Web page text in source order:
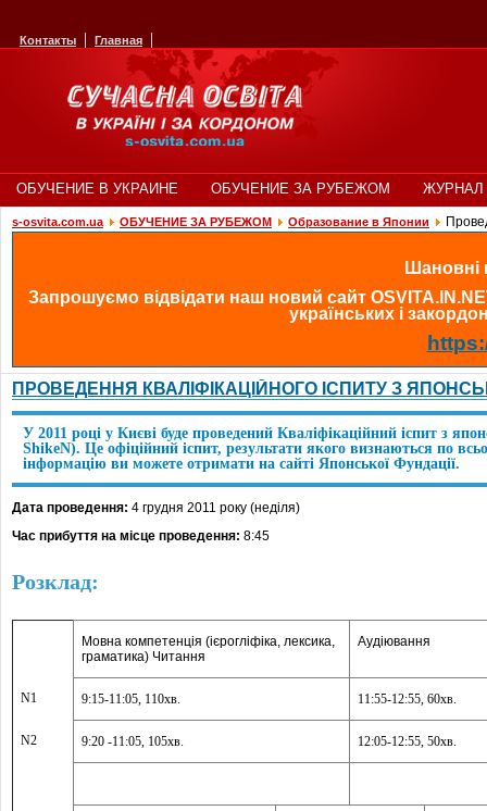
Контакты Главная
ОБУЧЕНИЕ В УКРАИНЕ ОБУЧЕНИЕ ЗА РУБЕЖОМ ЖУРНАЛ
s-osvita.com.ua ОБУЧЕНИЕ ЗА РУБЕЖОМ Образование в Японии
Шановні
Запрошуємо відвідати наш новий сайт
українських і
ПРОВЕДЕННЯ КВАЛІФІКАЦІЙНОГО ІСПИТУ З
У 2011 році у Києві буде проведений Кваліфікаційний іспит з
ShikeN). Це офіційний іспит, результати якого визнаються по
інформацію ви можете отримати на сайті Японської Фундації.
Дата проведення: 4 грудня 2011 року (неділя)
Час прибуття на місце проведення: 8:45
Розклад:
Мовна компетенція (ієрогліфіка, лексика,
граматика) Читання
Аудіювання
N1 9:15-11:05, 110хв. 11:55-12:55,60хв.
N2 9:20 -11:05, 105хв. 12:05-12:55,50хв.